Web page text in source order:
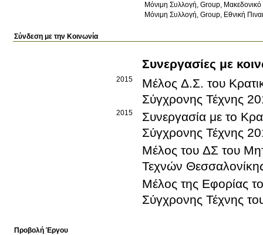
Μόνιμη Συλλογή, Group,
Μόνιμη Συλλογή, Group, Εθνική
Σύνδεση με την Κοινωνία
Συνεργασίες με
2015
Μέλος Δ.Σ. του
Σύγχρονης Τέχνης
2015
Συνεργασία με το
Σύγχρονης Τέχνης
Μέλος του ΔΣ του
Τεχνών
Μέλος της Εφορίας
Σύγχρονης Τέχνης
Προβολή Έργου